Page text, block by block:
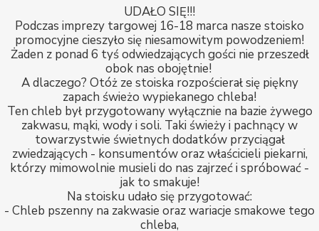
UDAŁO SIĘ!!!
Podczas imprezy targowej 16-18 marca nasze stoisko
promocyjne cieszyło się niesamowitym powodzeniem!
Żaden z ponad 6 tyś odwiedzających gości nie przeszedł
obok nas obojętnie!
A dlaczego? Otóż ze stoiska rozpościerał się piękny
zapach świeżo wypiekanego chleba!
Ten chleb był przygotowany wyłącznie na bazie żywego
zakwasu, mąki, wody i soli. Taki świeży i pachnący w
towarzystwie świetnych dodatków przyciągał
zwiedzających - konsumentów oraz właścicieli piekarni,
którzy mimowolnie musieli do nas zajrzeć i spróbować -
jak to smakuje!
Na stoisku udało się przygotować:
- Chleb pszenny na zakwasie oraz wariacje smakowe tego
chleba,